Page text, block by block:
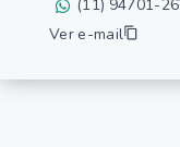
(11) 94701-
Ver e-mail